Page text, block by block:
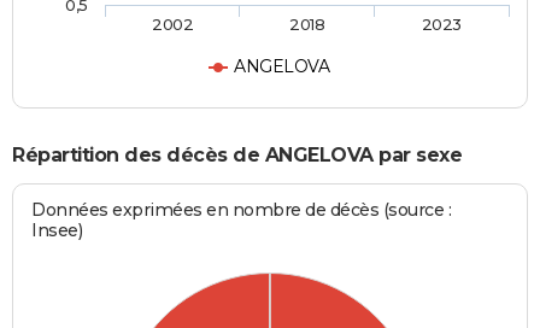
ANGELOVA
2002 2018 2023
0,5
Répartition des décès de ANGELOVA par sexe
Données exprimées en nombre de décès (source :
Insee)